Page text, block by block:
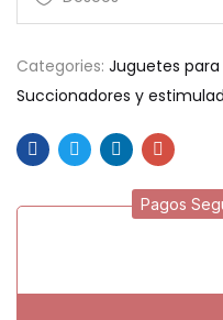
Categories: Juguetes para
Succionadores y
Pagos